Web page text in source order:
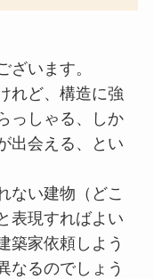
ざいます。
れど、構造に強
っしゃる、しか
出会える、とい
ない建物（どこ
表現すればよい
築家依頼しよう
なるのでしょう